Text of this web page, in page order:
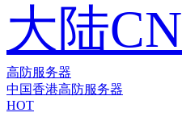
大陆
高防服务器
中国香港高防服务器
HOT